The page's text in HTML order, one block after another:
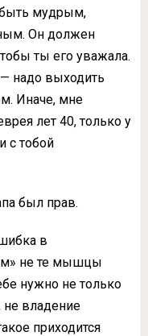
мудрым,
Он должен
ты его уважала.
надо выходить
Иначе, мне
лет 40, только у
с тобой
был прав.
в
не те мышцы
нужно не только
не владение
приходится